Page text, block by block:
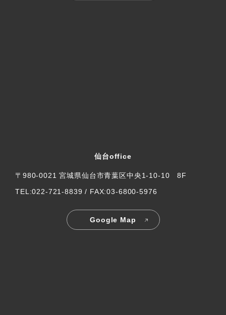
仙台office
〒980-0021 宮城県仙台市青葉区中央1-10-10 8F
TEL:022-721-8839 / FAX:03-6800-5976
Google Map